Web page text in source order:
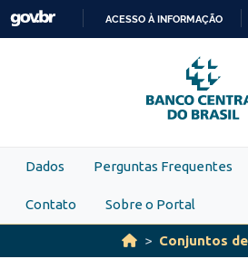
Skip to main content
PARA
O
ACESSO À INFORMAÇÃO
Dados Perguntas Frequentes
Contato Sobre o Portal
Conjuntos